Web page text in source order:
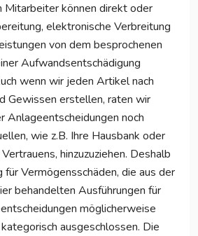
Mitarbeiter können direkt oder
elektronische Verbreitung
von dem besprochenen
Aufwandsentschädigung
wenn wir jeden Artikel nach
Gewissen erstellen, raten wir
Anlageentscheidungen noch
wie z.B. Ihre Hausbank oder
hinzuzuziehen. Deshalb
für Vermögensschäden, die aus der
behandelten Ausführungen für
möglicherweise
ausgeschlossen. Die